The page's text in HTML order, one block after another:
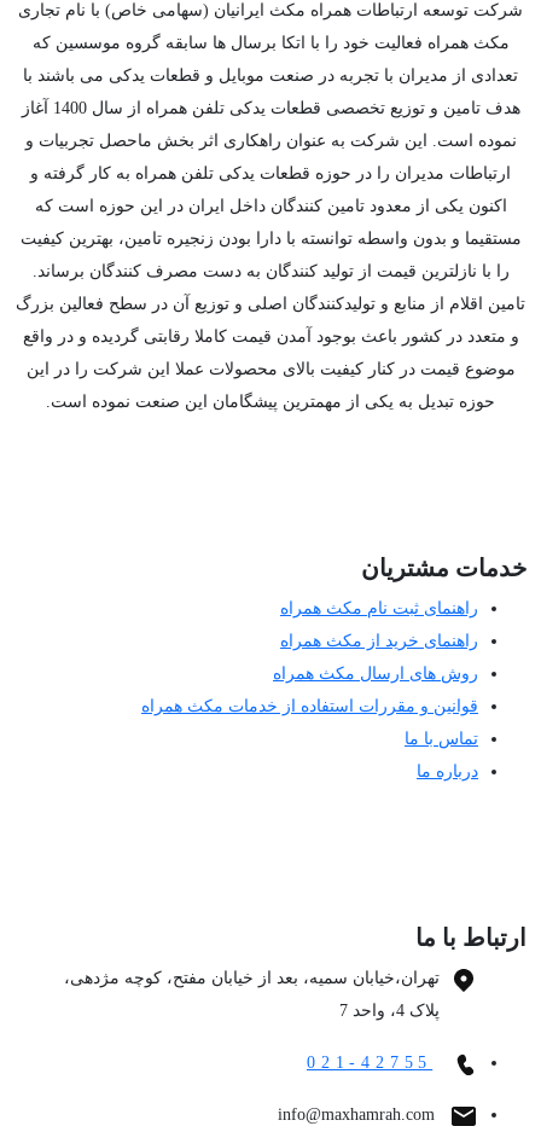
شرکت توسعه ارتباطات همراه مکث ایرانیان (سهامی خاص) با نام تجاری
مکث همراه فعالیت خود را با اتکا برسال ها سابقه گروه موسسین که
تعدادی از مدیران با تجربه در صنعت موبایل و قطعات یدکی می باشند با
هدف تامین و توزیع تخصصی قطعات یدکی تلفن همراه از سال 1400 آغاز
نموده است. این شرکت به عنوان راهکاری اثر بخش ماحصل تجربیات و
ارتباطات مدیران را در حوزه قطعات یدکی تلفن همراه به کار گرفته و
اکنون یکی از معدود تامین کنندگان داخل ایران در این حوزه است که
مستقیما و بدون واسطه توانسته با دارا بودن زنجیره تامین، بهترین کیفیت
را با نازلترین قیمت از تولید کنندگان به دست مصرف کنندگان برساند.
تامین اقلام از منابع و تولیدکنندگان اصلی و توزیع آن در سطح فعالین بزرگ
و متعدد در کشور باعث بوجود آمدن قیمت کاملا رقابتی گردیده و در واقع
موضوع قیمت در کنار کیفیت بالای محصولات عملا این شرکت را در این
حوزه تبدیل به یکی از مهمترین پیشگامان این صنعت نموده است.
خدمات مشتریان
راهنمای ثبت نام مکث همراه
راهنمای خرید از مکث همراه
روش های ارسال مکث همراه
قوانین و مقررات استفاده از خدمات مکث همراه
تماس با ما
درباره ما
ارتباط با ما
تهران،خیابان سمیه، بعد از خیابان مفتح، کوچه مژدهی،
پلاک 4، واحد 7
021-42755
info@maxhamrah.com